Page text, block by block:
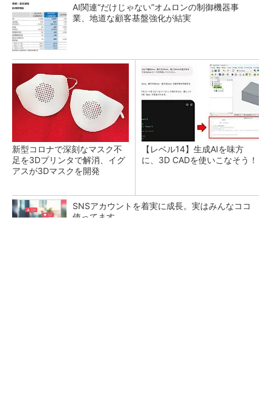
AI関連“だけじゃない”オムロンの制御機器事
業、地道な顧客基盤強化が結実
新型コロナで深刻なマスク不
足を3Dプリンタで解消、イグ
アスが3Dマスクを開発
【レベル14】生成AIを味方
に、3D CADを使いこなそう！
SNSアカウントを着実に成長。実はみんなココ
使ってます。